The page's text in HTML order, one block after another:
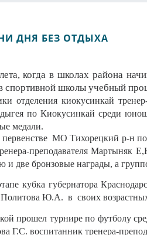
ДНЯ БЕЗ ОТДЫХА
когда в школах района
спортивной школы учебный
отделения киокусинкай
по Киокусинкай среди
медали.
МО Тихорецкий р-н
преподавателя Мартыняк
и две бронзовые награды, а
кубка губернатора
Ю.А. в своих
прошел турнире по футболу
Г.С.воспитанник тренера-